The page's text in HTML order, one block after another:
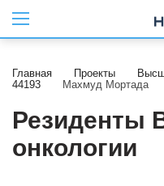
Главная Проекты
44193
Махмуд Мортада
Резиденты
онкологии